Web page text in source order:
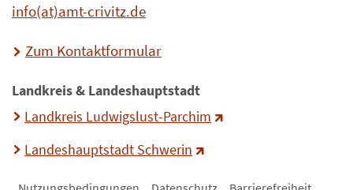
info(at)amt-crivitz.de
Zum Kontaktformular
Landkreis & Landeshauptstadt
Landkreis Ludwigslust-Parchim
Landeshauptstadt Schwerin